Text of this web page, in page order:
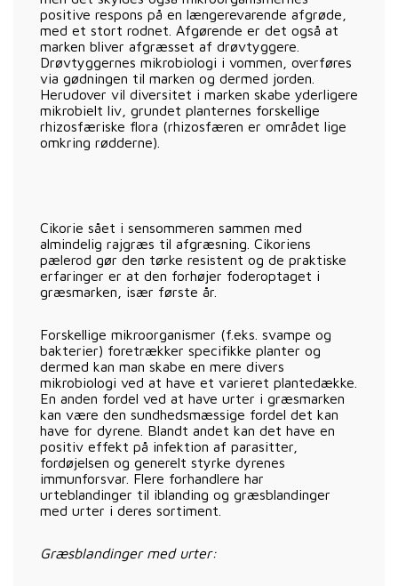
positive respons på en længerevarende afgrøde,
med et stort rodnet. Afgørende er det også at
marken bliver afgræsset af drøvtyggere.
Drøvtyggernes mikrobiologi i vommen, overføres
via gødningen til marken og dermed jorden.
Herudover vil diversitet i marken skabe yderligere
mikrobielt liv, grundet planternes forskellige
rhizosfæriske flora (rhizosfæren er området lige
omkring rødderne).
Cikorie sået i sensommeren sammen med
almindelig rajgræs til afgræsning. Cikoriens
pælerod gør den tørke resistent og de praktiske
erfaringer er at den forhøjer foderoptaget i
græsmarken, især første år.
Forskellige mikroorganismer (f.eks. svampe og
bakterier) foretrækker specifikke planter og
dermed kan man skabe en mere divers
mikrobiologi ved at have et varieret plantedække.
En anden fordel ved at have urter i græsmarken
kan være den sundhedsmæssige fordel det kan
have for dyrene. Blandt andet kan det have en
positiv effekt på infektion af parasitter,
fordøjelsen og generelt styrke dyrenes
immunforsvar. Flere forhandlere har
urteblandinger til iblanding og græsblandinger
med urter i deres sortiment.
Græsblandinger med urter: